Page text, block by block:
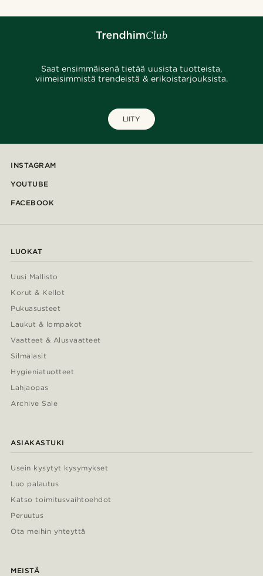
Saat ensimmäisenä tietää uusista tuotteista,
viimeisimmistä trendeistä & erikoistarjouksista.
LIITY
INSTAGRAM
YOUTUBE
FACEBOOK
LUOKAT
Uusi Mallisto
Korut & Kellot
Pukuasusteet
Laukut & lompakot
Vaatteet & Alusvaatteet
Silmälasit
Hygieniatuotteet
Lahjaopas
Archive Sale
ASIAKASTUKI
Usein kysytyt kysymykset
Luo palautus
Katso toimitusvaihtoehdot
Peruutus
Ota meihin yhteyttä
MEISTÄ